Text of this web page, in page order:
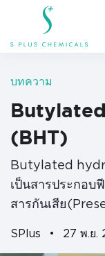
บทความ
(BHT)
Butylated
เป็นสารประกอ
สารกันเสีย
SPlus • 27 พ.ย.